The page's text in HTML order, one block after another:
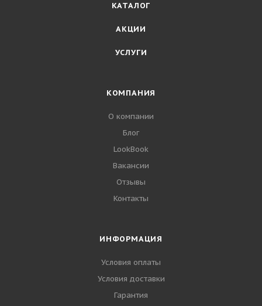
КАТАЛОГ
АКЦИИ
УСЛУГИ
КОМПАНИЯ
О компании
Блог
LookBook
Вакансии
Отзывы
Контакты
ИНФОРМАЦИЯ
Условия оплаты
Условия доставки
Гарантия